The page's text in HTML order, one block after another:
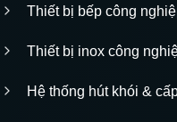
Thiết bị bếp công
Thiết bị inox công
Hệ thống hút khói &